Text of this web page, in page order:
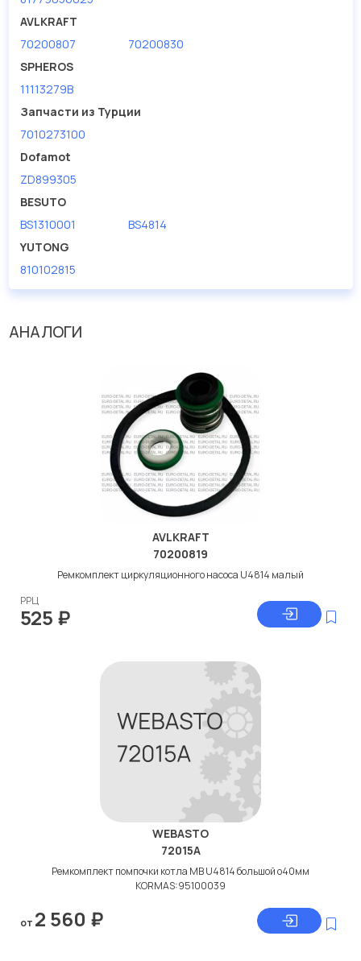
AVLKRAFT
70200807
70200830
SPHEROS
11113279B
Запчасти из Турции
7010273100
Dofamot
ZD899305
BESUTO
BS1310001
BS4814
YUTONG
810102815
АНАЛОГИ
AVLKRAFT
70200819
Ремкомплект циркуляционного насоса U4814 малый
РРЦ
525 ₽
WEBASTO
72015A
Ремкомплект помпочки котла МВ U4814 большой о40мм
KORMAS:95100039
от 2 560 ₽